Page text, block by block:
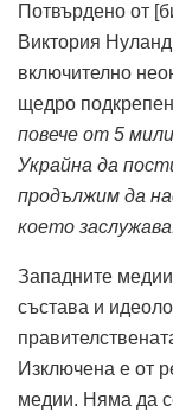
Потвърдено от
Виктория
включително
щедро
повече от 5
Украйна да
продължим да
което
Западните
състава и
Изключена е от
медии. Няма да